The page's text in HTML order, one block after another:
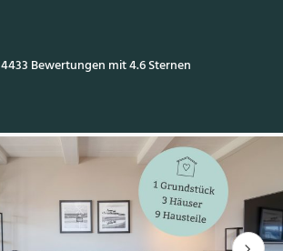
4433 Bewertungen mit 4.6 Sternen